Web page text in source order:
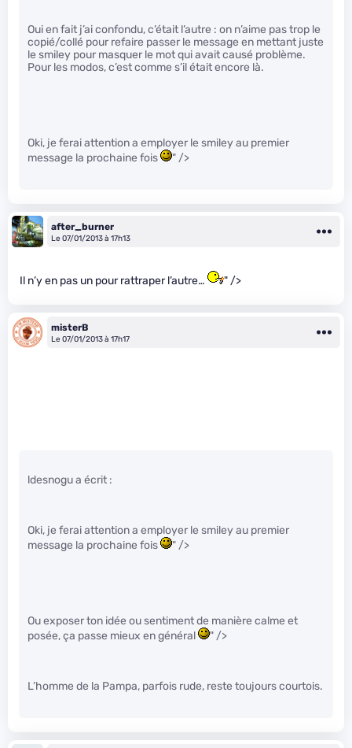
Oui en fait j’ai confondu, c’était l’autre : on n’aime pas trop le
copié/collé pour refaire passer le message en mettant juste
le smiley pour masquer le mot qui avait causé problème.
Pour les modos, c’est comme s’il était encore là.
Oki, je ferai attention a employer le smiley au premier
message la prochaine fois
" />
after_burner
Le 07/01/2013 à 17h13
Il n’y en pas un pour rattraper l’autre… " />
misterB
Le 07/01/2013 à 17h17
ldesnogu a écrit :
Oki, je ferai attention a employer le smiley au premier
message la prochaine fois
" />
Ou exposer ton idée ou sentiment de manière calme et
posée, ça passe mieux en général
" />
L’homme de la Pampa, parfois rude, reste toujours courtois.